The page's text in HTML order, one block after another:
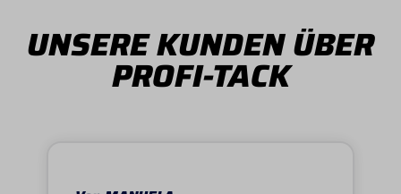
UNSERE KUNDEN ÜBER
PROFI-TACK